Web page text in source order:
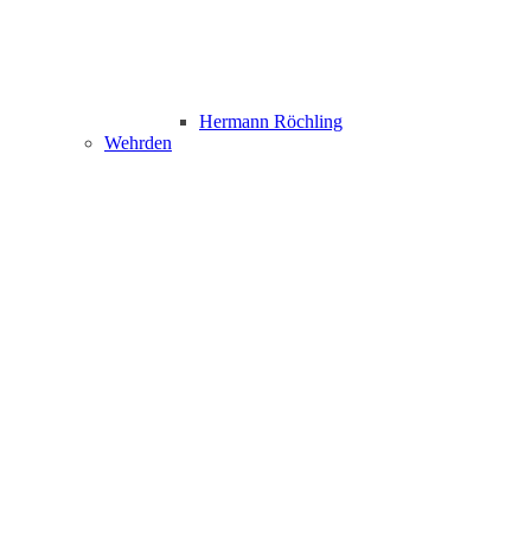
Hermann Röchling
Wehrden